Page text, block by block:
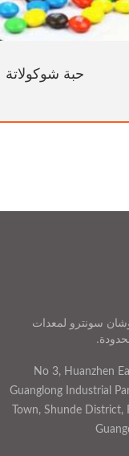
حبة شوكولاتة
سونترو لمعدات
No 3, Huanzhen
Guanglong Industrial
Town, Shunde District,